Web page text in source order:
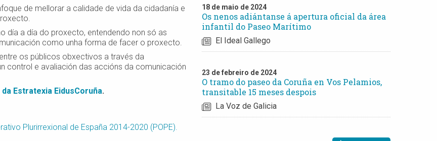
de mellorar a calidade de vida da cidadanía e
día a día do proxecto, entendendo non só as
como unha forma de facer o proxecto.
os públicos obxectivos a través da
control e avaliación das accións da comunicación
Estratexia EidusCoruña.
Plurirrexional de España 2014-2020 (POPE).
18 de maio de 2024
Os nenos adiántanse á apertura oficial da área
infantil do Paseo Marítimo
El Ideal Gallego
23 de febreiro de 2024
O tramo do paseo da Coruña en Vos Pelamios,
transitable 15 meses despois
La Voz de Galicia